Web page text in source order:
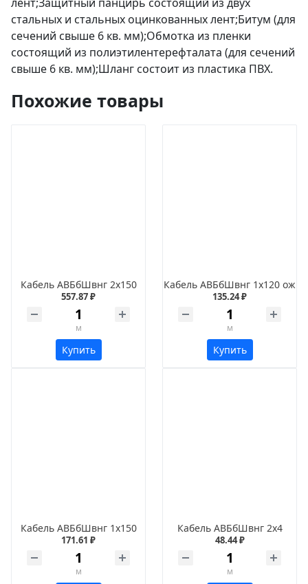
стальных и стальных оцинкованных лент;Битум (для
сечений свыше 6 кв. мм);Обмотка из пленки
состоящий из полиэтилентерефталата (для сечений
свыше 6 кв. мм);Шланг состоит из пластика ПВХ.
Похожие товары
Кабель АВБбШвнг 2х150
557.87 ₽
м
Купить
Кабель АВБбШвнг 1х120 ож
135.24 ₽
м
Купить
Кабель АВБбШвнг 1х150
171.61 ₽
м
Кабель АВБбШвнг 2х4
48.44 ₽
м